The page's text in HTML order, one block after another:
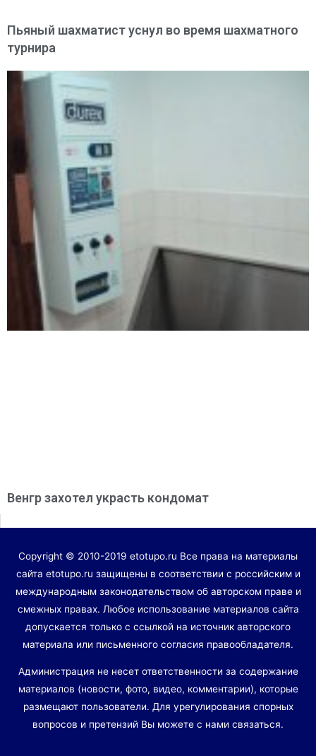
Пьяный шахматист уснул во время шахматного
турнира
Венгр захотел украсть кондомат
Copyright © 2010-2019 etotupo.ru Все права на материалы
сайта etotupo.ru защищены в соответствии с российским и
международным законодательством об авторском праве и
смежных правах. Любое использование материалов сайта
допускается только с ссылкой на источник авторского
материала или письменного согласия правообладателя.
Администрация не несет ответственности за содержание
материалов (новости, фото, видео, комментарии), которые
размещают пользователи. Для урегулирования спорных
вопросов и претензий Вы можете с нами связаться.